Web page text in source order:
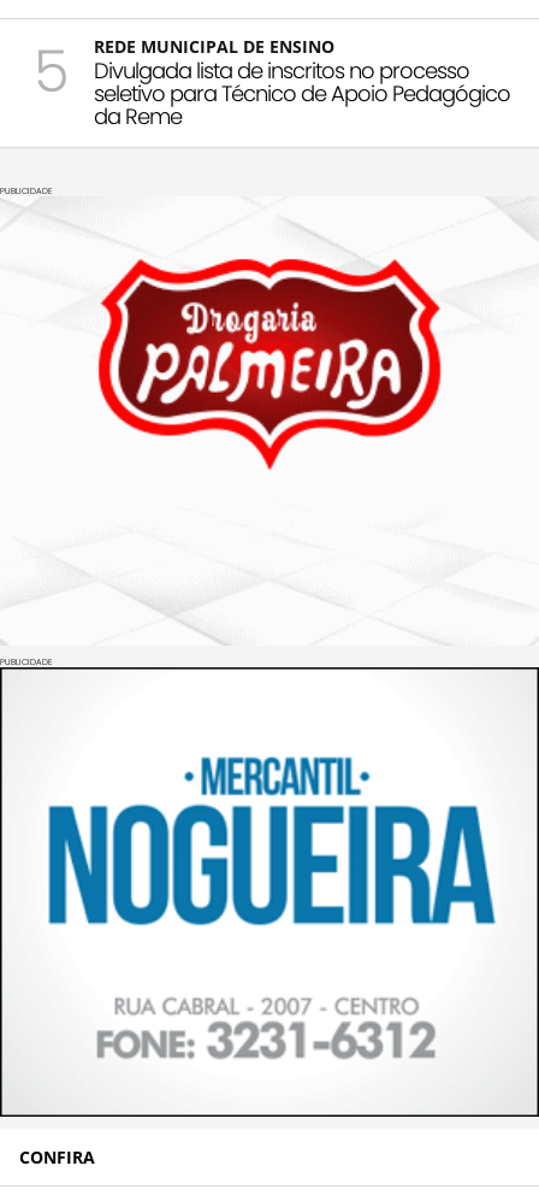
5 REDE MUNICIPAL DE ENSINO
Divulgada lista de inscritos no processo
seletivo para Técnico de Apoio Pedagógico
da Reme
PUBLICIDADE
PUBLICIDADE
CONFIRA